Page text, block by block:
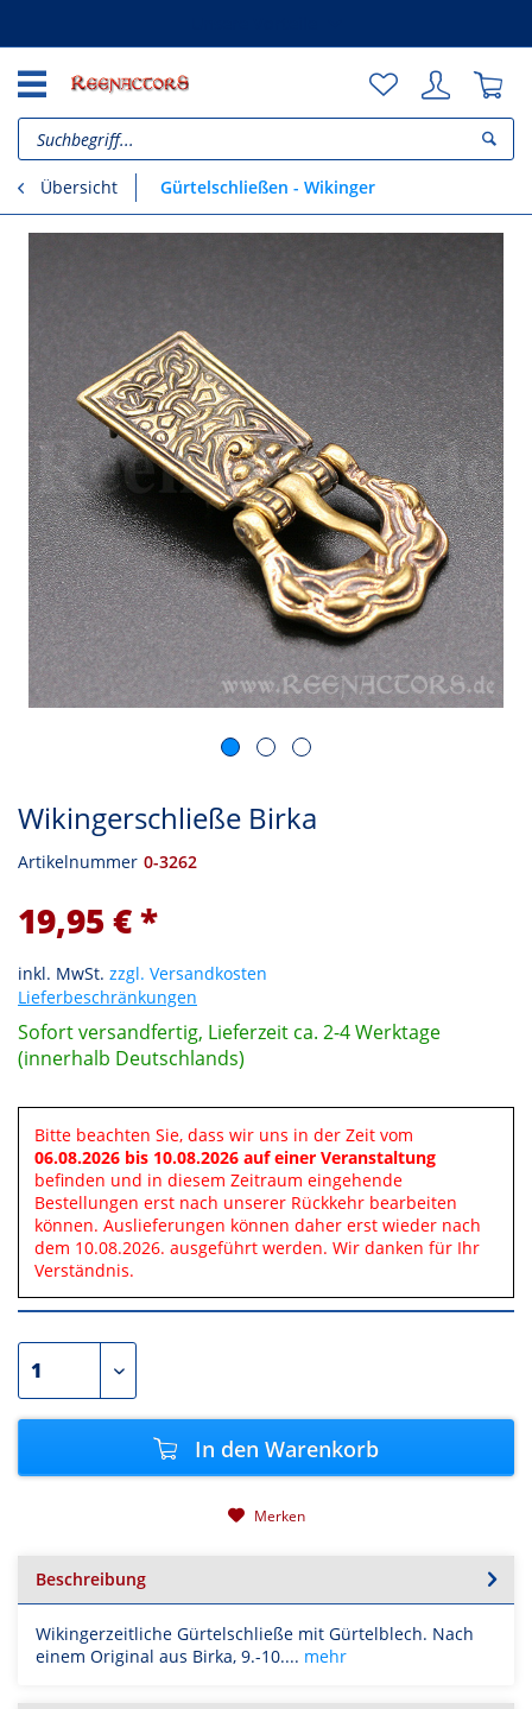
Übersicht Gürtelschließen - Wikinger
Wikingerschließe Birka
Artikelnummer 0-3262
19,95 € *
inkl. MwSt. zzgl. Versandkosten
Lieferbeschränkungen
Sofort versandfertig, Lieferzeit ca. 2-4 Werktage
(innerhalb Deutschlands)
Bitte beachten Sie, dass wir uns in der Zeit vom
06.08.2026 bis 10.08.2026 auf einer Veranstaltung
befinden und in diesem Zeitraum eingehende
Bestellungen erst nach unserer Rückkehr bearbeiten
können. Auslieferungen können daher erst wieder nach
dem 10.08.2026. ausgeführt werden. Wir danken für Ihr
Verständnis.
In den Warenkorb
Merken
Beschreibung
Wikingerzeitliche Gürtelschließe mit Gürtelblech. Nach
einem Original aus Birka, 9.-10.... mehr